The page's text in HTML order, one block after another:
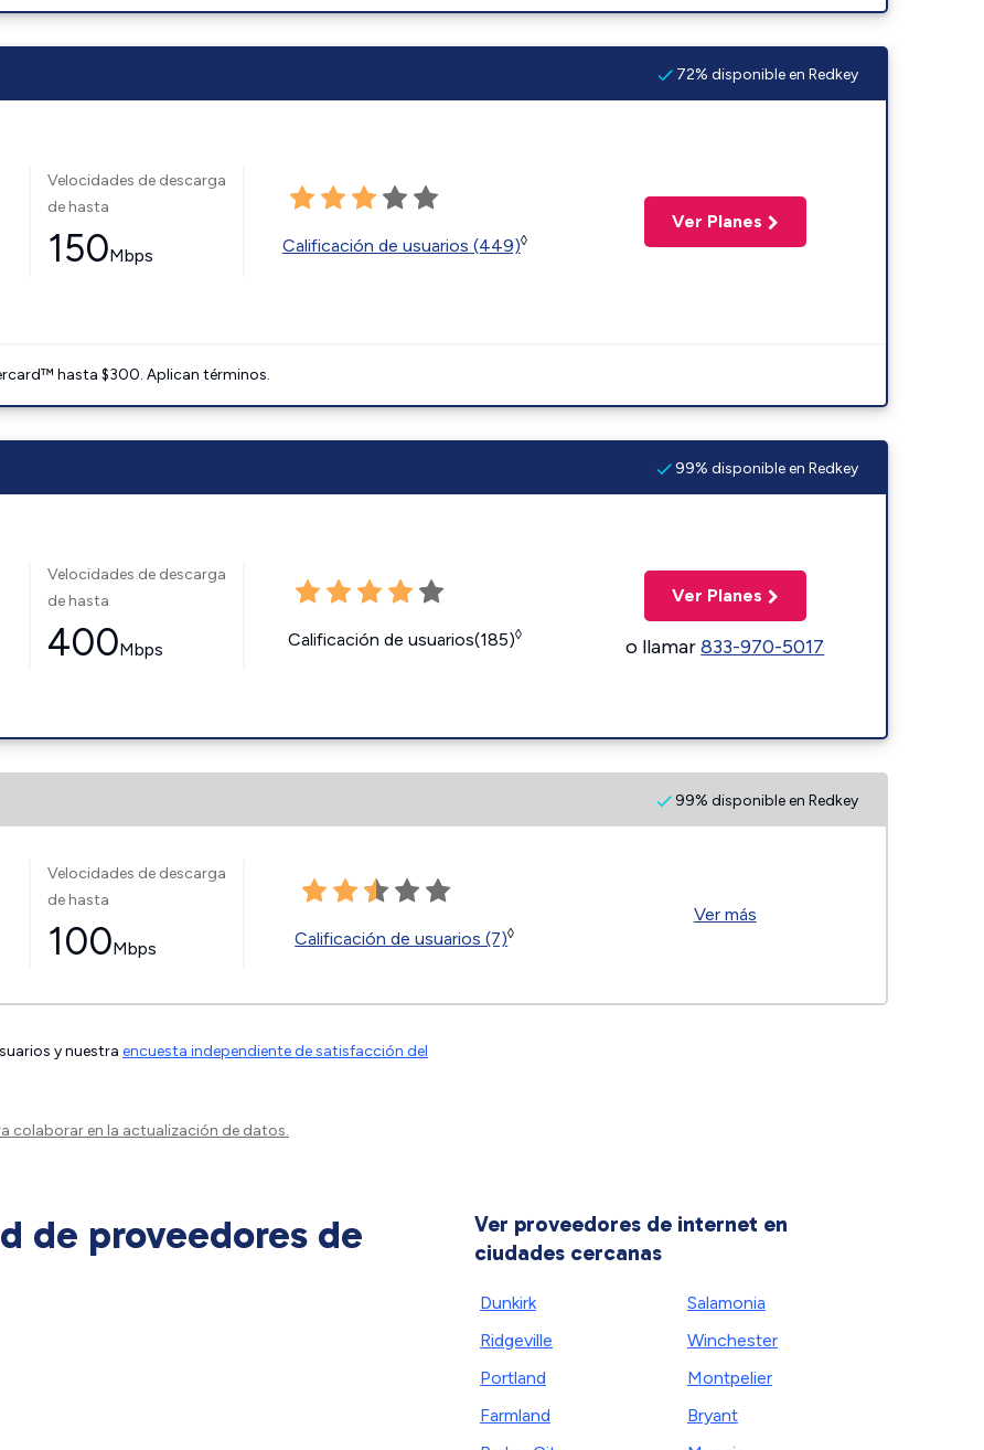
72% disponible en Redkey
Velocidades de descarga
de hasta
150Mbps Calificación de usuarios (449)◊
Ver Planes
hasta $300. Aplican términos.
99% disponible en Redkey
Velocidades de descarga
de hasta
400Mbps Calificación de usuarios(185)◊
Ver Planes
o llamar833-970-5017
99% disponible en Redkey
Velocidades de descarga
de hasta
100Mbps Calificación de usuarios (7)◊
Ver más
y nuestra encuesta independiente de satisfacción del
colaborar en la actualización de datos.
de proveedores de
Ver proveedores de internet en
ciudades cercanas
Dunkirk
Ridgeville
Portland
Farmland
Salamonia
Winchester
Montpelier
Bryant